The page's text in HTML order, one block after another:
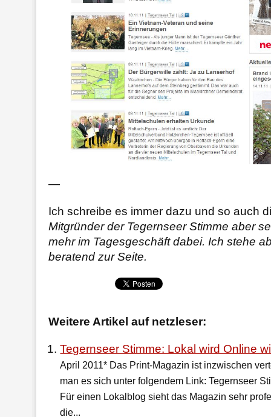
—
Ich schreibe es immer dazu und so auch
Mitgründer der Tegernseer Stimme aber
mehr im Tagesgeschäft dabei. Ich stehe
beratend zur Seite.
Weitere Artikel auf netzleser:
Tegernseer Stimme: Lokal wird Online
April 2011* Das Print-Magazin ist inzwischen
man es sich unter folgendem Link: Tegernseer
Für einen Lokalblog sieht das Magazin sehr
die...